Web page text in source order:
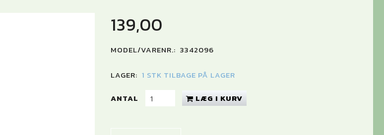
139,00
MODEL/VARENR.: 3342096
LAGER: 1 STK TILBAGE PÅ LAGER
ANTAL LÆG I KURV